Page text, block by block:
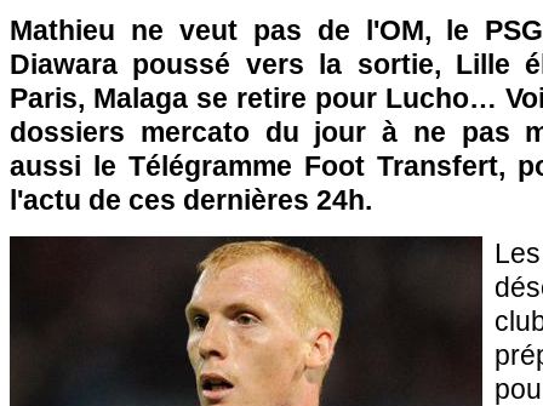
Mathieu ne veut pas de l'OM, le PSG
Diawara poussé vers la sortie, Lille
Paris, Malaga se retire pour Lucho…
dossiers mercato du jour à ne pas
aussi le Télégramme Foot Transfert,
l'actu de ces dernières 24h.